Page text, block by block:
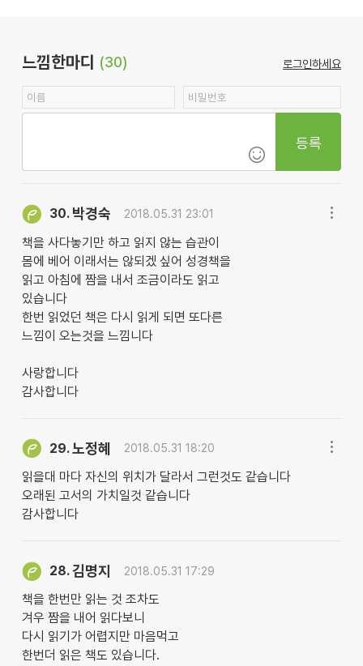
느낌한마디 (30) 로그인하세요
등록
30. 박경숙 2018.05.31 23:01
책을 사다놓기만 하고 읽지 않는 습관이
몸에 베어 이래서는 않되겠 싶어 성경책을
읽고 아침에 짬을 내서 조금이라도 읽고
있습니다
한번 읽었던 책은 다시 읽게 되면 또다른
느낌이 오는것을 느낌니다
사랑합니다
감사합니다
29.노정혜 2018.05.31 18:20
읽을대 마다 자신의 위치가 달라서 그런것도 같습니다
오래된 고서의 가치일것 같습니다
감사합니다
28.김명지 2018.05.31 17:29
책을 한번만 읽는 것 조차도
겨우 짬을 내어 읽다보니
다시 읽기가 어렵지만 마음먹고
한번더 읽은 책도 있습니다.